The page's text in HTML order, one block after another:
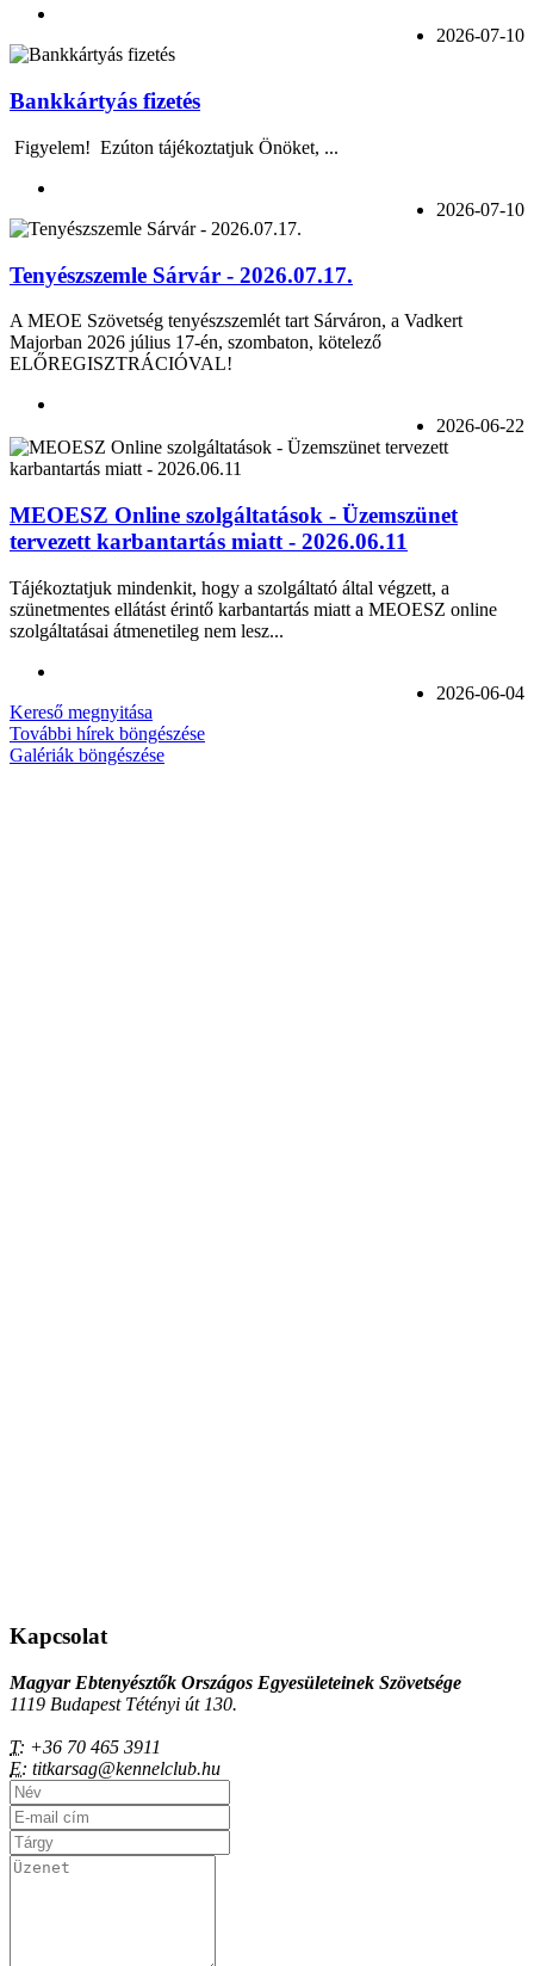
2026-07-10
Bankkártyás fizetés
Figyelem! Ezúton tájékoztatjuk Önöket, ...
2026-07-10
Tenyészszemle Sárvár - 2026.07.17.
A MEOE Szövetség tenyészszemlét tart Sárváron, a Vadkert
Majorban 2026 július 17-én, szombaton, kötelező
ELŐREGISZTRÁCIÓVAL!
2026-06-22
MEOESZ Online szolgáltatások - Üzemszünet
tervezett karbantartás miatt - 2026.06.11
Tájékoztatjuk mindenkit, hogy a szolgáltató által végzett, a
szünetmentes ellátást érintő karbantartás miatt a MEOESZ online
szolgáltatásai átmenetileg nem lesz...
2026-06-04
Kereső megnyitása
További hírek böngészése
Galériák böngészése
Kapcsolat
Magyar Ebtenyésztők Országos Egyesületeinek Szövetsége
1119 Budapest Tétényi út 130.
T: +36 70 465 3911
E: titkarsag@kennelclub.hu